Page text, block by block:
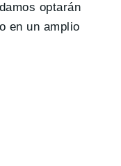
optarán
en un amplio